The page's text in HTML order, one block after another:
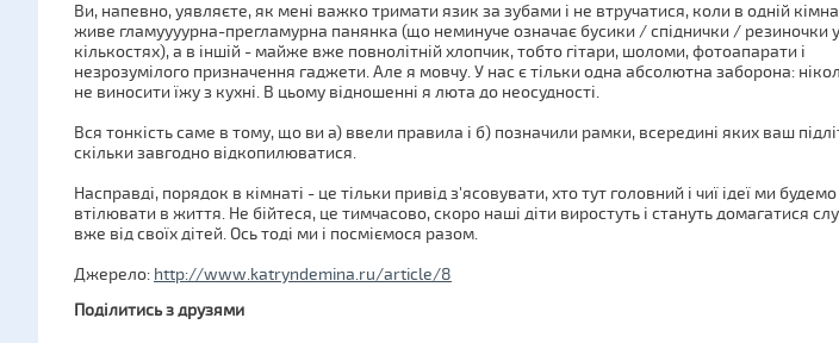
Ви, напевно, уявляєте, як мені важко тримати язик за зубами і не втручатися, коли в одній
живе гламуууурна-прегламурна панянка (що неминуче означає бусики / спіднички / резиночки
кількостях), а в іншій - майже вже повнолітній хлопчик, тобто гітари, шоломи, фотоапарати і
незрозумілого призначення гаджети. Але я мовчу. У нас є тільки одна абсолютна заборона:
не виносити їжу з кухні. В цьому відношенні я люта до неосудності.
Вся тонкість саме в тому, що ви а) ввели правила і б) позначили рамки, всередині яких ваш
скільки завгодно відкопилюватися.
Насправді, порядок в кімнаті - це тільки привід з'ясовувати, хто тут головний і чиї ідеї ми будемо
втілювати в життя. Не бійтеся, це тимчасово, скоро наші діти виростуть і стануть домагатися
вже від своїх дітей. Ось тоді ми і посміємося разом.
Джерело: http://www.katryndemina.ru/article/8
Поділитись з друзями